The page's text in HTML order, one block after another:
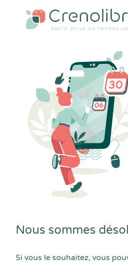
Nous sommes
Si vous le souhaitez, vous